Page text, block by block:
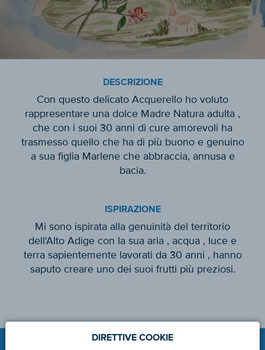
DESCRIZIONE
Con questo delicato Acquerello ho voluto
rappresentare una dolce Madre Natura adulta ,
che con i suoi 30 anni di cure amorevoli ha
trasmesso quello che ha di più buono e genuino
a sua figlia Marlene che abbraccia, annusa e
bacia.
ISPIRAZIONE
Mi sono ispirata alla genuinità del territorio
dell'Alto Adige con la sua aria , acqua , luce e
terra sapientemente lavorati da 30 anni , hanno
saputo creare uno dei suoi frutti più preziosi.
DIRETTIVE COOKIE